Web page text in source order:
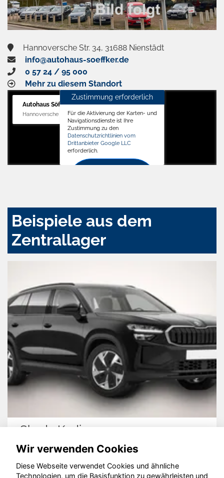
Hannoversche Str. 34, 31688 Nienstädt
info@autohaus-soeffker.de
0 57 24 / 95 000
Mehr zu diesem Standort
Autohaus Söffker GmbH
Hannoversche Str. 34, 31688 Nienstädt
Zustimmung erforderlich
Für die Aktivierung der Karten- und
Navigationsdienste ist Ihre
Zustimmung zu den
Datenschutzrichtlinien vom
Drittanbieter Google LLC
erforderlich.
Beispiele aus dem
Zentrallager
Skoda Kodiaq
Wir verwenden Cookies
Diese Webseite verwendet Cookies und ähnliche
Technologien, um die Basisfunktion zu gewährleisten und